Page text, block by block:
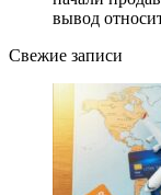
вывод
Свежие записи